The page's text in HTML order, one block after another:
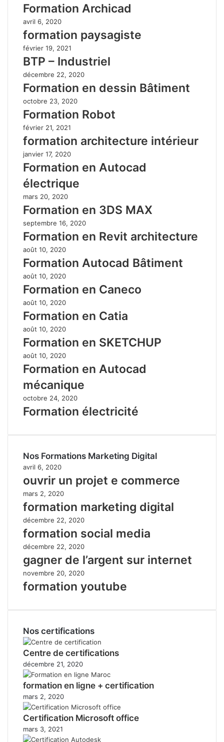
Formation Archicad
avril 6, 2020
formation paysagiste
février 19, 2021
BTP – Industriel
décembre 22, 2020
Formation en dessin Bâtiment
octobre 23, 2020
Formation Robot
février 21, 2021
formation architecture intérieur
janvier 17, 2020
Formation en Autocad
électrique
mars 20, 2020
Formation en 3DS MAX
septembre 16, 2020
Formation en Revit architecture
août 10, 2020
Formation Autocad Bâtiment
août 10, 2020
Formation en Caneco
août 10, 2020
Formation en Catia
août 10, 2020
Formation en SKETCHUP
août 10, 2020
Formation en Autocad
mécanique
octobre 24, 2020
Formation électricité
Nos Formations Marketing Digital
avril 6, 2020
ouvrir un projet e commerce
mars 2, 2020
formation marketing digital
décembre 22, 2020
formation social media
décembre 22, 2020
gagner de l’argent sur internet
novembre 20, 2020
formation youtube
Nos certifications
Centre de certifications
décembre 21, 2020
formation en ligne + certification
mars 2, 2020
Certification Microsoft office
mars 3, 2021